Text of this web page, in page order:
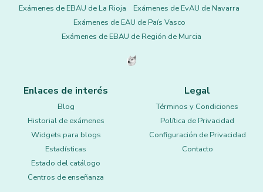
Exámenes de EBAU de La Rioja
Exámenes de EvAU de Navarra
Exámenes de EAU de País Vasco
Exámenes de EBAU de Región de Murcia
Enlaces de interés
Blog
Historial de exámenes
Widgets para blogs
Estadísticas
Estado del catálogo
Centros de enseñanza
Legal
Términos y Condiciones
Política de Privacidad
Configuración de Privacidad
Contacto